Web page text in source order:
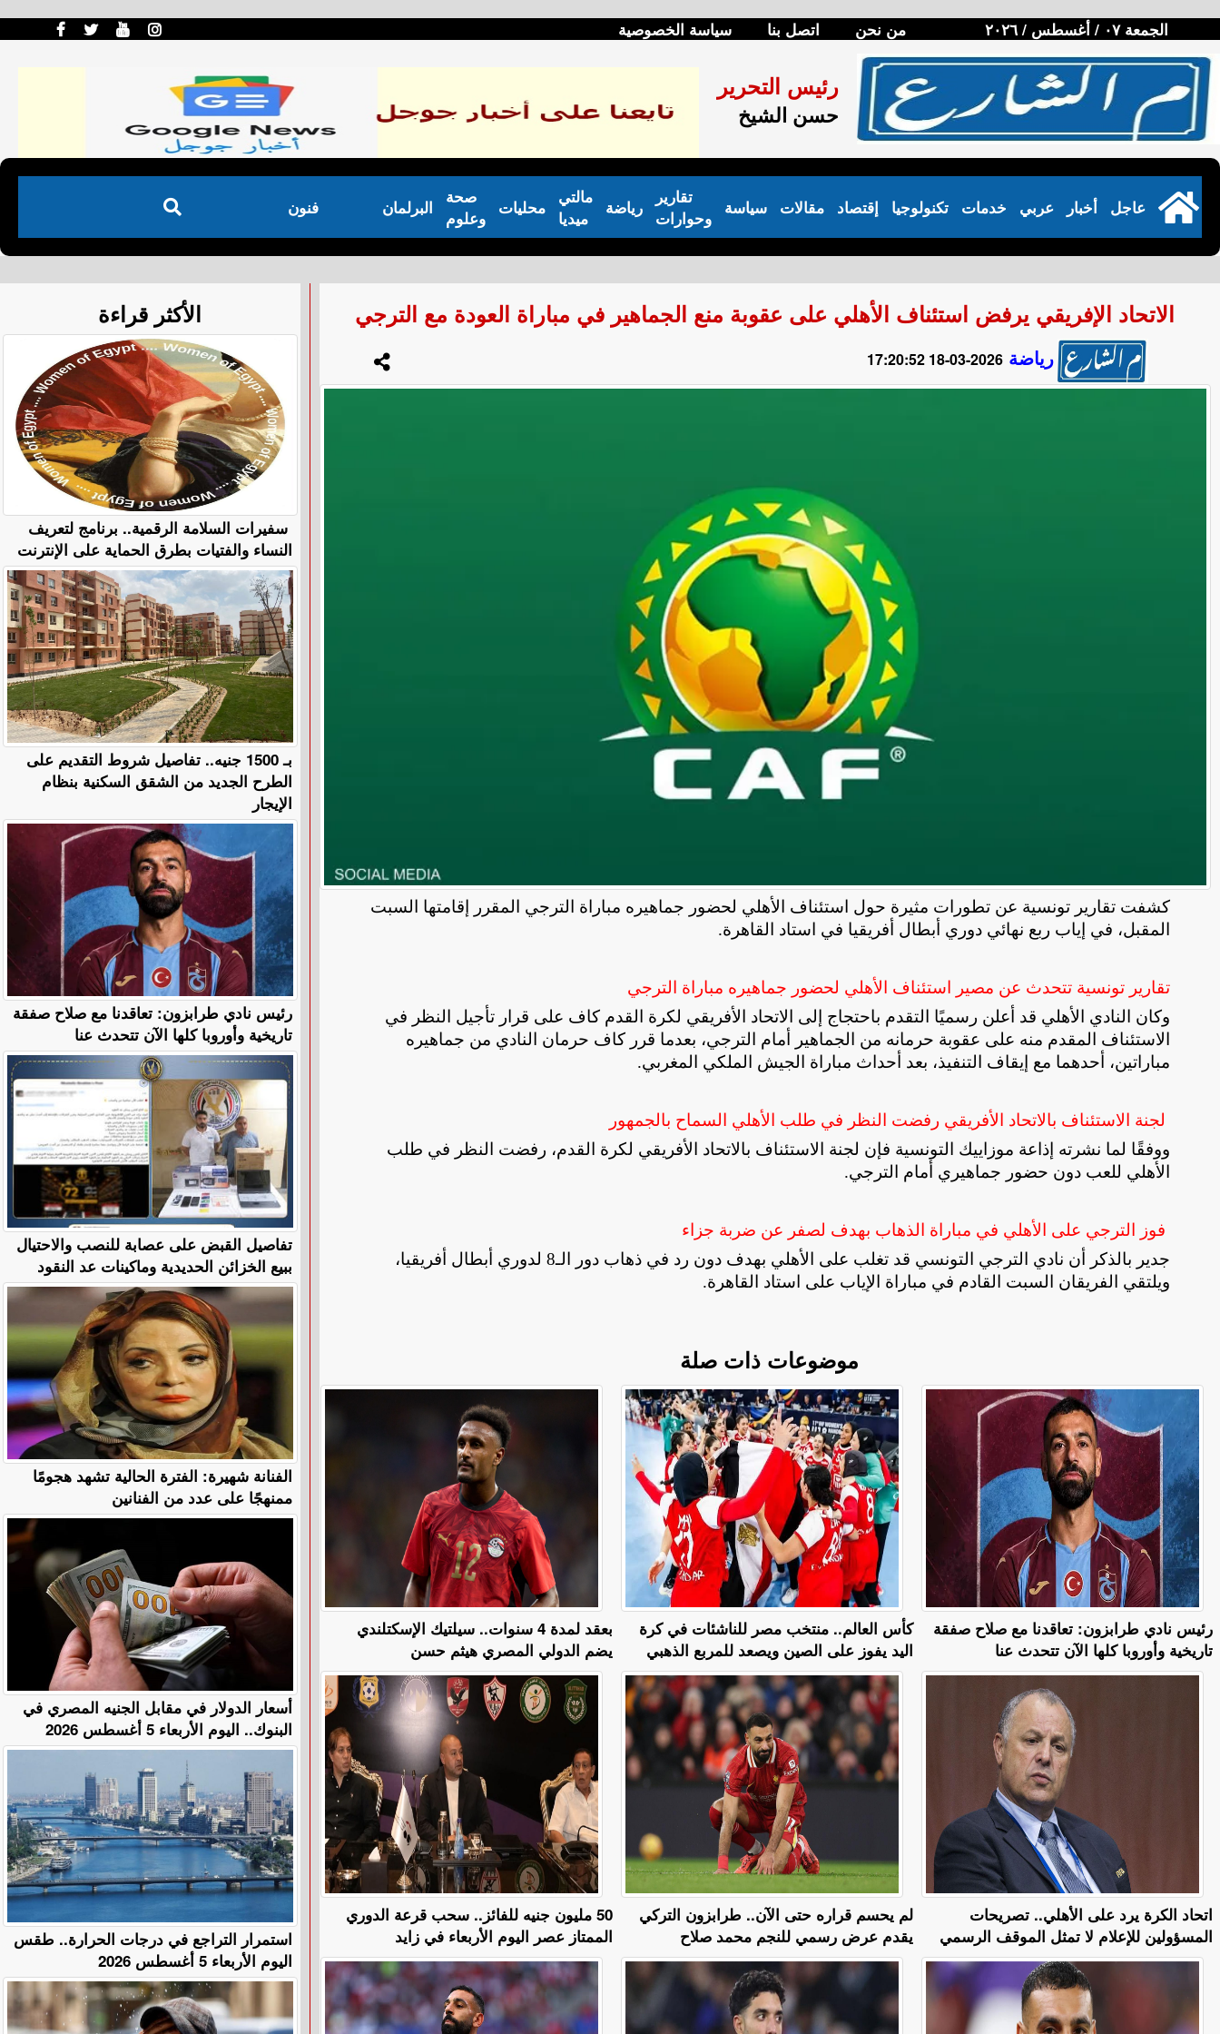
الجمعة ٠٧ / أغسطس / ٢٠٢٦ من نحن اتصل بنا سياسة الخصوصية
رئيس التحرير
حسن الشيخ
فنون البرلمان
صحة
وعلوم
محليات
مالتي
ميديا
رياضة
تقارير
وحوارات
سياسة مقالات إقتصاد تكنولوجيا خدمات عربي أخبار عاجل
الاتحاد الإفريقي يرفض استئناف الأهلي على عقوبة منع الجماهير في مباراة العودة مع الترجي
رياضة 2026-03-18 17:20:52
كشفت تقارير تونسية عن تطورات مثيرة حول استئناف الأهلي لحضور جماهيره مباراة الترجي المقرر إقامتها السبت
المقبل، في إياب ربع نهائي دوري أبطال أفريقيا في استاد القاهرة.
تقارير تونسية تتحدث عن مصير استئناف الأهلي لحضور جماهيره مباراة الترجي
وكان النادي الأهلي قد أعلن رسميًا التقدم باحتجاج إلى الاتحاد الأفريقي لكرة القدم كاف على قرار تأجيل النظر في
الاستئناف المقدم منه على عقوبة حرمانه من الجماهير أمام الترجي، بعدما قرر كاف حرمان النادي من جماهيره
مباراتين، أحدهما مع إيقاف التنفيذ، بعد أحداث مباراة الجيش الملكي المغربي.
لجنة الاستئناف بالاتحاد الأفريقي رفضت النظر في طلب الأهلي السماح بالجمهور
ووفقًا لما نشرته إذاعة موزاييك التونسية فإن لجنة الاستئناف بالاتحاد الأفريقي لكرة القدم، رفضت النظر في طلب
الأهلي للعب دون حضور جماهيري أمام الترجي.
فوز الترجي على الأهلي في مباراة الذهاب بهدف لصفر عن ضربة جزاء
جدير بالذكر أن نادي الترجي التونسي قد تغلب على الأهلي بهدف دون رد في ذهاب دور الـ8 لدوري أبطال أفريقيا،
ويلتقي الفريقان السبت القادم في مباراة الإياب على استاد القاهرة.
موضوعات ذات صلة
بعقد لمدة 4 سنوات.. سيلتيك الإسكتلندي
يضم الدولي المصري هيثم حسن
كأس العالم.. منتخب مصر للناشئات في كرة
اليد يفوز على الصين ويصعد للمربع الذهبي
رئيس نادي طرابزون: تعاقدنا مع صلاح صفقة
تاريخية وأوروبا كلها الآن تتحدث عنا
50 مليون جنيه للفائز.. سحب قرعة الدوري
الممتاز عصر اليوم الأربعاء في زايد
لم يحسم قراره حتى الآن.. طرابزون التركي
يقدم عرض رسمي للنجم محمد صلاح
اتحاد الكرة يرد على الأهلي.. تصريحات
المسؤولين للإعلام لا تمثل الموقف الرسمي
الأكثر قراءة
سفيرات السلامة الرقمية.. برنامج لتعريف
النساء والفتيات بطرق الحماية على الإنترنت
بـ 1500 جنيه.. تفاصيل شروط التقديم على
الطرح الجديد من الشقق السكنية بنظام
الإيجار
رئيس نادي طرابزون: تعاقدنا مع صلاح صفقة
تاريخية وأوروبا كلها الآن تتحدث عنا
تفاصيل القبض على عصابة للنصب والاحتيال
ببيع الخزائن الحديدية وماكينات عد النقود
الفنانة شهيرة: الفترة الحالية تشهد هجومًا
ممنهجًا على عدد من الفنانين
أسعار الدولار في مقابل الجنيه المصري في
البنوك.. اليوم الأربعاء 5 أغسطس 2026
استمرار التراجع في درجات الحرارة.. طقس
اليوم الأربعاء 5 أغسطس 2026